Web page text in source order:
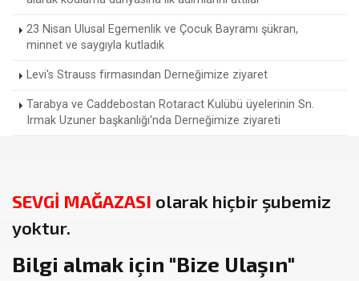
23 Nisan Ulusal Egemenlik ve Çocuk Bayramı şükran,
minnet ve saygıyla kutladık
Levi's Strauss firmasından Derneğimize ziyaret
Tarabya ve Caddebostan Rotaract Kulübü üyelerinin Sn.
Irmak Uzuner başkanlığı'nda Derneğimize ziyareti
SEVGİ MAĞAZASI olarak hiçbir şubemiz
yoktur.
Bilgi almak için "Bize Ulaşın"